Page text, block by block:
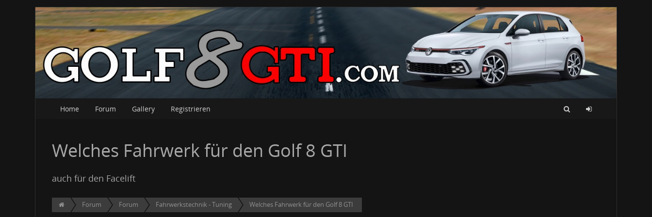
Home Forum Gallery Registrieren
Welches Fahrwerk für den Golf 8 GTI
auch für den Facelift
Forum Forum Fahrwerkstechnik - Tuning Welches Fahrwerk für den Golf 8 GTI